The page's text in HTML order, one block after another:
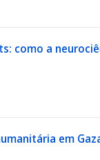
como a
em